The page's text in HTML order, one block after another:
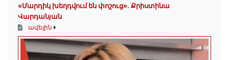
«Մարդիկ խեղդվում են փոշուց»․ Քրիստինա
Վարդանյան
ավելին